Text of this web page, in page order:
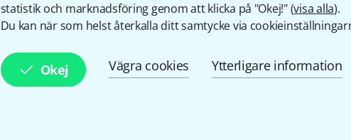
statistik och marknadsföring genom att klicka på "Okej!" (visa alla).
Du kan när som helst återkalla ditt samtycke via
Okej Vägra cookies Ytterligare information
Gillar du vad du ser?
Dela Hjälp & Feedback